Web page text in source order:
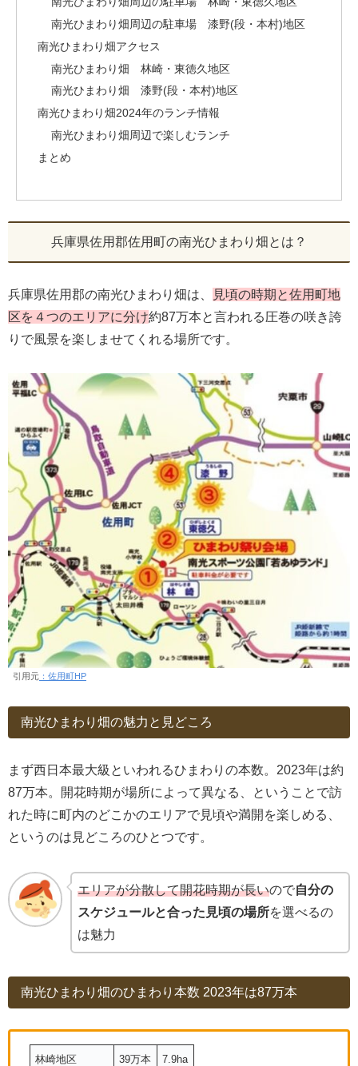
南光ひまわり畑周辺の駐車場 漆野(段・本村)地区
南光ひまわり畑アクセス
南光ひまわり畑 林崎・東徳久地区
南光ひまわり畑 漆野(段・本村)地区
南光ひまわり畑2024年のランチ情報
南光ひまわり畑周辺で楽しむランチ
まとめ
兵庫県佐用郡佐用町の南光ひまわり畑とは？
兵庫県佐用郡の南光ひまわり畑は、
見頃の時期と佐用町地
区を４つのエリアに分け約87万本と言われる圧巻の咲き誇
りで風景を楽しませてくれる場所です。
引用元 ：佐用町HP
南光ひまわり畑の魅力と見どころ
まず西日本最大級といわれるひまわりの本数。2023年は約
87万本。開花時期が場所によって異なる、ということで訪
れた時に町内のどこかのエリアで見頃や満開を楽しめる、
というのは見どころのひとつです。
エリアが分散して開花時期が長いので自分の
スケジュールと合った見頃の場所を選べるの
は魅力
南光ひまわり畑のひまわり本数 2023年は87万本
林崎地区 39万本 7.9ha